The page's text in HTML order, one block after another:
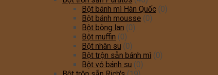
Bột bánh mì Hàn Quốc (0)
Bột bánh mousse (0)
Bột bông lan (0)
Bột muffin (0)
Bột nhân su (0)
Bột trộn sẵn bánh mì (0)
Bột vỏ bánh su (0)